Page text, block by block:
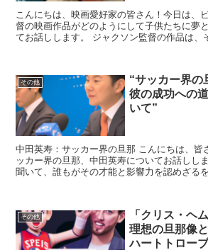
こんにちは、映画愛好家の皆さん！今日は、
督の映画作品がどのようにして子供たちに夢
てお話しします。 ジャクソン監督の作品は、
その他
“サッカー界の
彼の成功への
いて”
中田英寿：サッカー界の旦那 こんにちは、皆
ッカー界の旦那、中田英寿についてお話しし
聞いて、誰もがその才能と影響力を認めざる
その他
「クリス・ヘ
理想の旦那像
ハートトロー